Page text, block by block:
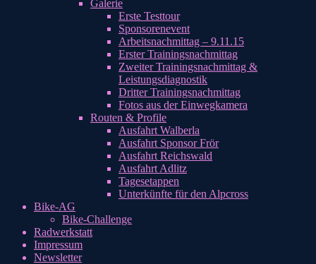
Galerie
Erste Testtour
Sponsorenevent
Arbeitsnachmittag – 9.11.15
Erster Trainingsnachmittag
Zweiter Trainingsnachmittag &
Leistungsdiagnostik
Dritter Trainingsnachmittag
Fotos aus der Einwegkamera
Routen & Profile
Ausfahrt Walberla
Ausfahrt Sponsor Frör
Ausfahrt Reichswald
Ausfahrt Adlitz
Tagesetappen
Unterkünfte für den Alpcross
Bike-AG
Bike-Challenge
Radwerkstatt
Impressum
Newsletter